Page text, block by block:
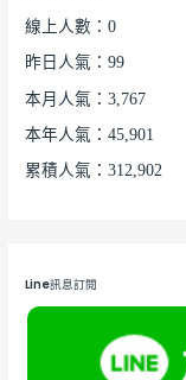
線上人數：0
昨日人氣：99
本月人氣：3,767
本年人氣：45,901
累積人氣：312,902
Line訊息訂閱